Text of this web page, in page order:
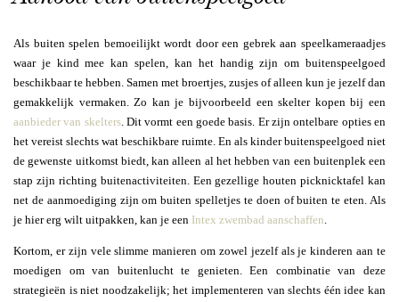
Als buiten spelen bemoeilijkt wordt door een gebrek aan speelkameraadjes
waar je kind mee kan spelen, kan het handig zijn om buitenspeelgoed
beschikbaar te hebben. Samen met broertjes, zusjes of alleen kun je jezelf dan
gemakkelijk vermaken. Zo kan je bijvoorbeeld een skelter kopen bij een
aanbieder van skelters. Dit vormt een goede basis. Er zijn ontelbare opties en
het vereist slechts wat beschikbare ruimte. En als kinder buitenspeelgoed niet
de gewenste uitkomst biedt, kan alleen al het hebben van een buitenplek een
stap zijn richting buitenactiviteiten. Een gezellige houten picknicktafel kan
net de aanmoediging zijn om buiten spelletjes te doen of buiten te eten. Als
je hier erg wilt uitpakken, kan je een Intex zwembad aanschaffen.
Kortom, er zijn vele slimme manieren om zowel jezelf als je kinderen aan te
moedigen om van buitenlucht te genieten. Een combinatie van deze
strategieën is niet noodzakelijk; het implementeren van slechts één idee kan